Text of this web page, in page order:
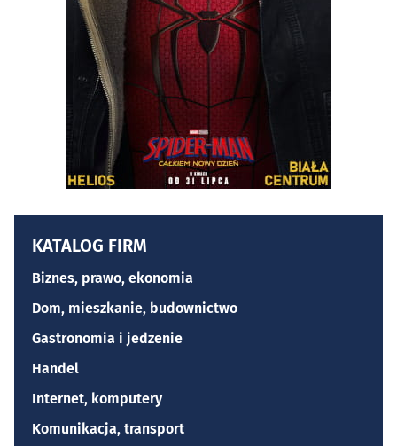
KATALOG FIRM
Biznes, prawo, ekonomia
Dom, mieszkanie, budownictwo
Gastronomia i jedzenie
Handel
Internet, komputery
Komunikacja, transport